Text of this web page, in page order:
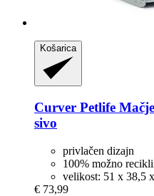
Košarica
Curver Petlife
sivo
privlačen dizajn
100% možno
velikost: 51 x 38,5
€ 73,99